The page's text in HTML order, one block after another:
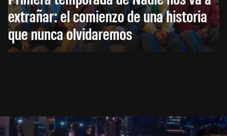
extrañar: el comienzo de una historia
que nunca olvidaremos